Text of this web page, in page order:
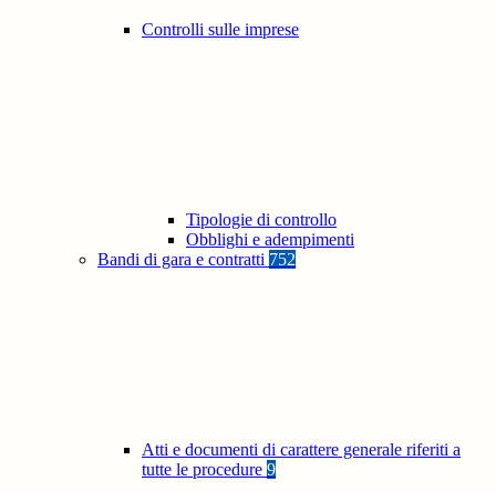
Controlli sulle imprese
Tipologie di controllo
Obblighi e adempimenti
Bandi di gara e contratti 752
Atti e documenti di carattere generale riferiti a
tutte le procedure 9